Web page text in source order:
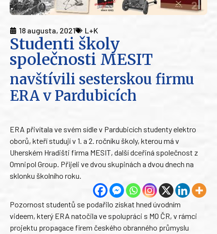
18 augusta, 2021 L+K
Studenti školy
společnosti MESIT
navštívili sesterskou firmu
ERA v Pardubicích
ERA přivítala ve svém sídle v Pardubicích studenty elektro
oborů, kteří studují v 1. a 2. ročníku školy, kterou má v
Uherském Hradišti firma MESIT, další dceřiná společnost z
Omnipol Group. Přijeli ve dvou skupinách a dvou dnech na
sklonku školního roku.
Pozornost studentů se podařilo získat hned úvodním
videem, který ERA natočila ve spolupráci s MO ČR, v rámci
projektu propagace firem českého obranného průmyslu